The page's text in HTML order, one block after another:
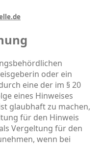
oder ein
eine der im § 20
eines Hinweises
glaubhaft zu machen,
für den Hinweis
Vergeltung für den
wenn bei